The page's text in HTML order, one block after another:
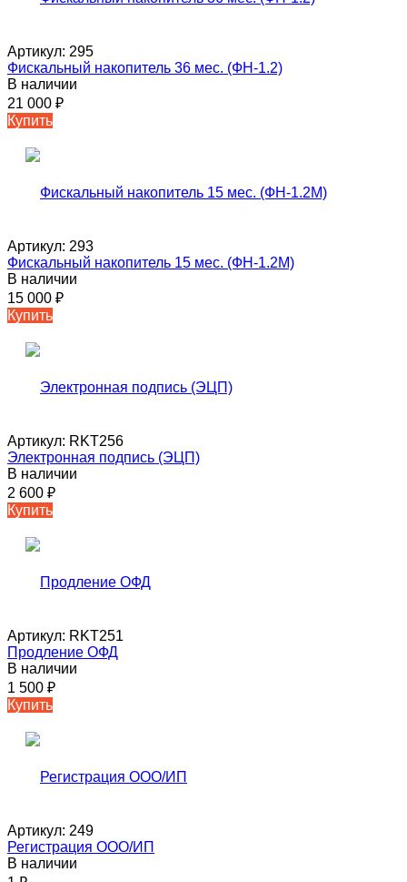
Артикул: 295
Фискальный накопитель 36 мес. (ФН-1.2)
В наличии
21 000 ₽
Купить
Артикул: 293
Фискальный накопитель 15 мес. (ФН-1.2М)
В наличии
15 000 ₽
Купить
Артикул: RKT256
Электронная подпись (ЭЦП)
В наличии
2 600 ₽
Купить
Артикул: RKT251
Продление ОФД
В наличии
1 500 ₽
Купить
Артикул: 249
Регистрация ООО/ИП
В наличии